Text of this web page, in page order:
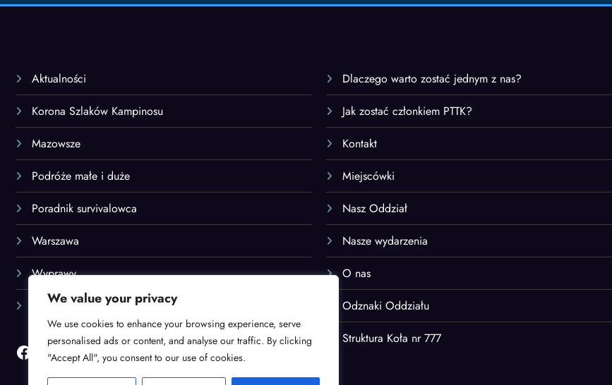
We value your privacy
We use cookies to enhance your browsing experience, serve
personalised ads or content, and analyse our traffic. By clicking
"Accept All", you consent to our use of cookies.
Aktualności
Korona Szlaków Kampinosu
Mazowsze
Podróże małe i duże
Poradnik survivalowca
Warszawa
Wyprawy
Za miedzą
Facebook
Dlaczego warto zostać jednym z nas?
Jak zostać członkiem PTTK?
Kontakt
Miejscówki
Nasz Oddział
Nasze wydarzenia
O nas
Odznaki Oddziału
Struktura Koła nr 777